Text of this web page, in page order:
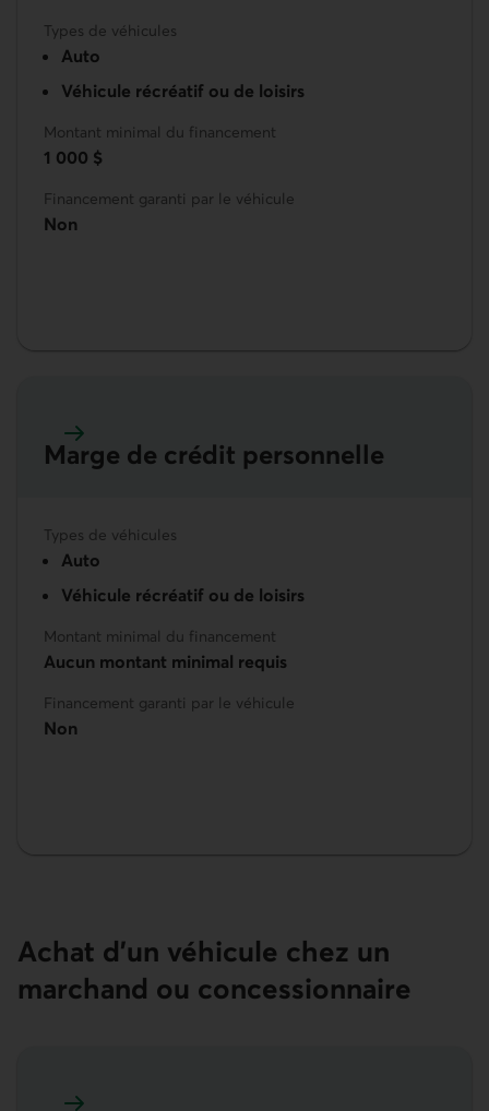
Types de véhicules
Auto
Véhicule récréatif ou de loisirs
Montant minimal du financement
1 000 $
Financement garanti par le véhicule
Non
Marge de crédit personnelle
Types de véhicules
Auto
Véhicule récréatif ou de loisirs
Montant minimal du financement
Aucun montant minimal requis
Financement garanti par le véhicule
Non
En savoir plus sur la Marge de crédit personnelle
Achat d’un véhicule chez un
marchand ou concessionnaire